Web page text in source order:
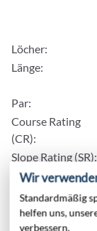
Löcher:
Länge:
Par:
Course Rating
(CR):
Slope Rating (SR):
Handicap:
Entfernung:
Wir
Standardmäßig
helfen uns,
verbessern.